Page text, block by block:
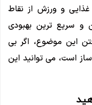
و ورزش از نقاط
و سریع ترین بهبودی
این موضوع، اگر بی
است، می توانید این